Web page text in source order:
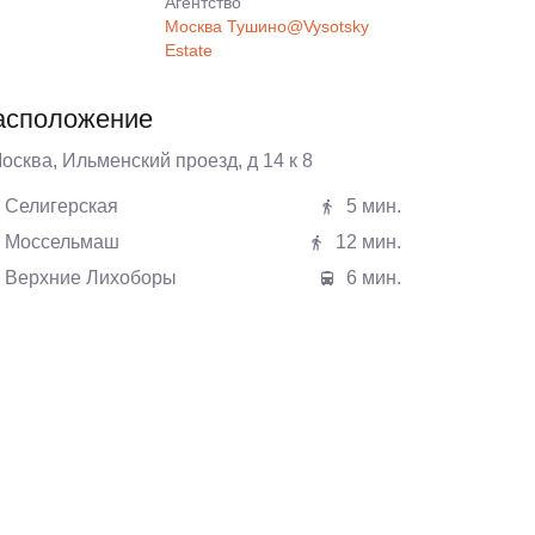
Москва Тушино@Vysotsky
Estate
Ильменский проезд, д 14 к 8
Селигерская
5 мин.
Моссельмаш
12 мин.
Верхние Лихоборы
6 мин.